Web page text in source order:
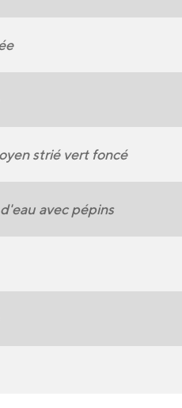
strié vert foncé
avec pépins